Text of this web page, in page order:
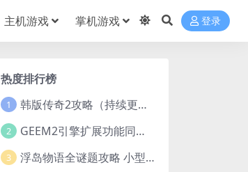
主机游戏 掌机游戏 登录
热度排行榜
1 韩版传奇2攻略（持续更新）
2 GEEM2引擎扩展功能同步捡物、角色自动捡物
3 浮岛物语全谜题攻略 小型谜题解谜汇总